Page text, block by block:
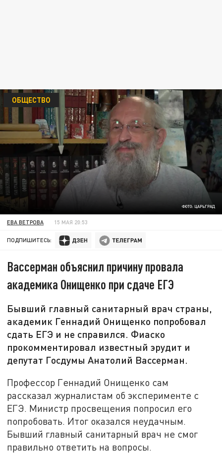
ФОТО: ЦАРЬГРАД
ОБЩЕСТВО
ЕВА ВЕТРОВА 15 МАЯ 20:53
ПОДПИШИТЕСЬ:
Вассерман объяснил причину провала
академика Онищенко при сдаче ЕГЭ
Бывший главный санитарный врач страны,
академик Геннадий Онищенко попробовал
сдать ЕГЭ и не справился. Фиаско
прокомментировал известный эрудит и
депутат Госдумы Анатолий Вассерман.
Профессор Геннадий Онищенко сам
рассказал журналистам об эксперименте с
ЕГЭ. Министр просвещения попросил его
попробовать. Итог оказался неудачным.
Бывший главный санитарный врач не смог
правильно ответить на вопросы.